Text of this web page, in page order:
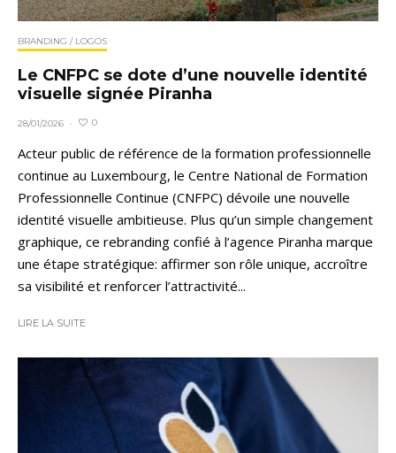
BRANDING / LOGOS
Le CNFPC se dote d’une nouvelle identité
visuelle signée Piranha
28/01/2026 · 0
Acteur public de référence de la formation professionnelle
continue au Luxembourg, le Centre National de Formation
Professionnelle Continue (CNFPC) dévoile une nouvelle
identité visuelle ambitieuse. Plus qu’un simple changement
graphique, ce rebranding confié à l’agence Piranha marque
une étape stratégique: affirmer son rôle unique, accroître
sa visibilité et renforcer l’attractivité...
LIRE LA SUITE